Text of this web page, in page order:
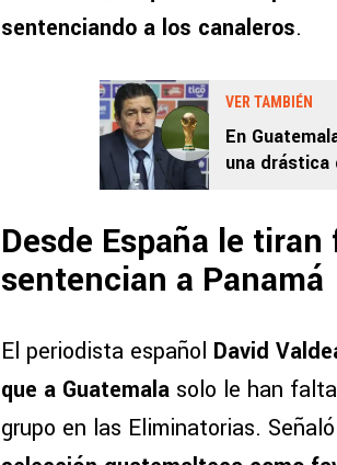
sentenciando a los canaleros.
VER TAMBIÉN
En
una drástica
Desde España le
sentencian a Panamá
El periodista español David
que a Guatemala solo le han
grupo en las Eliminatorias.